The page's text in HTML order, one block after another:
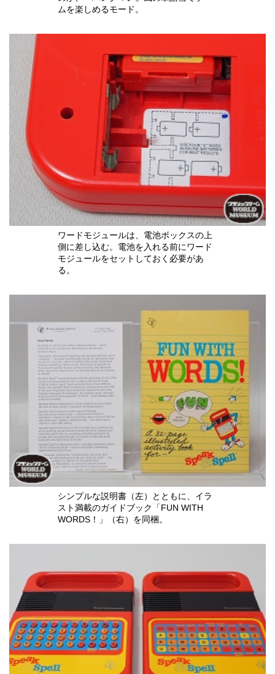
ムを楽しめるモード。
ワードモジュールは、電池ボックスの上
側に差し込む。電池を入れる前にワード
モジュールをセットしておく必要があ
る。
シンプルな説明書（左）とともに、イラ
スト満載のガイドブック「FUN WITH
WORDS！」（右）を同梱。